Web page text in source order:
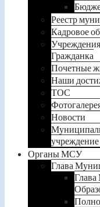
Реестр
Кадровое
Гражданка
Почетные
Наши
ТОС
Новости
Органы МСУ
Глава